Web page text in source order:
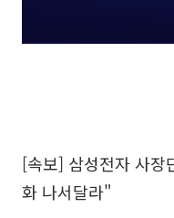
[속보] 삼성전자 사
화 나서달라"